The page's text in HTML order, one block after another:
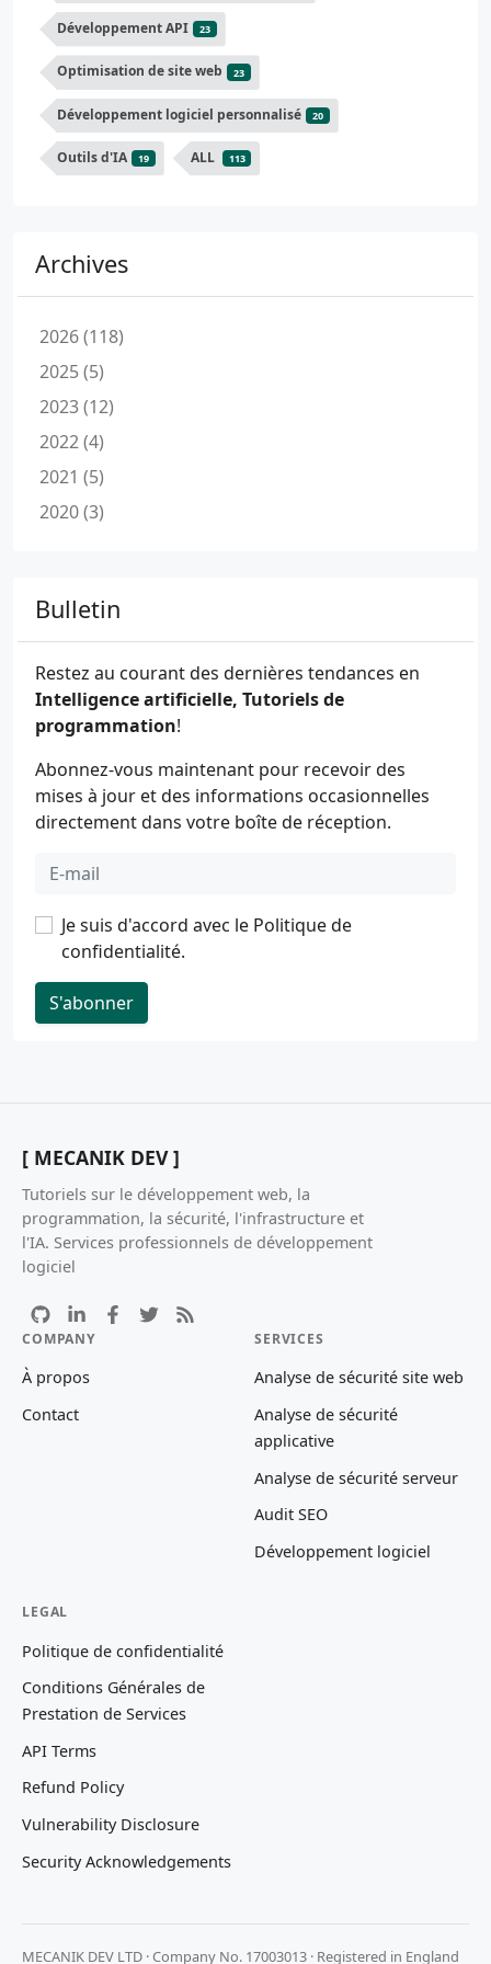
Développement API 23
Optimisation de site web 23
Développement logiciel personnalisé 20
Outils d'IA 19 ALL 113
Archives
2026 (118)
2025 (5)
2023 (12)
2022 (4)
2021 (5)
2020 (3)
Bulletin
Restez au courant des dernières tendances en
Intelligence artificielle, Tutoriels de
programmation!
Abonnez-vous maintenant pour recevoir des
mises à jour et des informations occasionnelles
directement dans votre boîte de réception.
Je suis d'accord avec le Politique de
confidentialité.
S'abonner
[ MECANIK DEV ]
Tutoriels sur le développement web, la
programmation, la sécurité, l'infrastructure et
l'IA. Services professionnels de développement
logiciel
COMPANY
À propos
Contact
SERVICES
Analyse de sécurité site web
Analyse de sécurité
applicative
Analyse de sécurité serveur
Audit SEO
Développement logiciel
LEGAL
Politique de confidentialité
Conditions Générales de
Prestation de Services
API Terms
Refund Policy
Vulnerability Disclosure
Security Acknowledgements
MECANIK DEV LTD · Company No. 17003013 · Registered in England